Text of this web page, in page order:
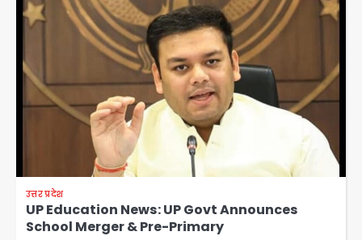
उत्तर प्रदेश
UP Education News: UP Govt Announces
School Merger & Pre-Primary